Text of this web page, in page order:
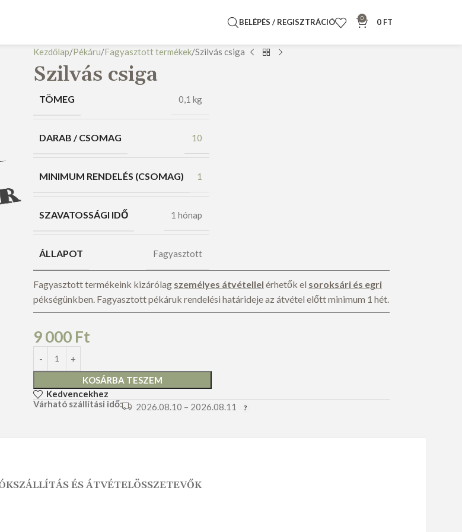
ÉDES PÉKSÜTEMÉNY
APRÓSÜTEMÉNY
BELÉPÉS / REGISZTRÁCIÓ 0 0 FT
Kezdőlap Pékáru Fagyasztott termékek Szilvás csiga
Szilvás csiga
TÖMEG 0,1 kg
DARAB / CSOMAG 10
MINIMUM RENDELÉS (CSOMAG) 1
SZAVATOSSÁGI IDŐ 1 hónap
ÁLLAPOT Fagyasztott
Fagyasztott termékeink kizárólag személyes átvétellel érhetők el soroksári és egri
pékségünkben. Fagyasztott pékáruk rendelési határideje az átvétel előtt minimum 1 hét.
9 000 Ft
KOSÁRBA TESZEM
Kedvencekhez
Várható szállítási idő:
2026.08.10 – 2026.08.11
SZÁLLÍTÁS ÉS ÁTVÉTELÖSSZETEVŐK